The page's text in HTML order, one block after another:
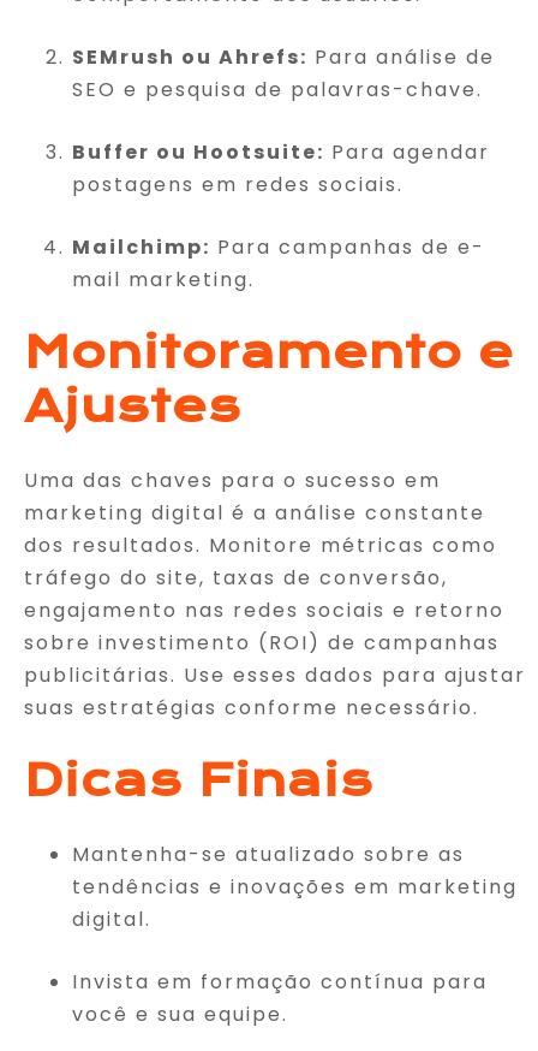
SEMrush ou Ahrefs: Para análise de
SEO e pesquisa de palavras-chave.
Buffer ou Hootsuite: Para agendar
postagens em redes sociais.
Mailchimp: Para campanhas de e-
mail marketing.
Monitoramento e
Ajustes
Uma das chaves para o sucesso em
marketing digital é a análise constante
dos resultados. Monitore métricas como
tráfego do site, taxas de conversão,
engajamento nas redes sociais e retorno
sobre investimento (ROI) de campanhas
publicitárias. Use esses dados para ajustar
suas estratégias conforme necessário.
Dicas Finais
Mantenha-se atualizado sobre as
tendências e inovações em marketing
digital.
Invista em formação contínua para
você e sua equipe.